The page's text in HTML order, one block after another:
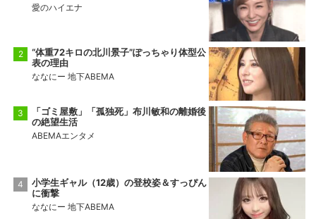
愛のハイエナ
“体重72キロの北川景子”ぽっちゃり体型公
表の理由
ななにー 地下ABEMA
「ゴミ屋敷」「孤独死」布川敏和の離婚後
の絶望生活
ABEMAエンタメ
小学生ギャル（12歳）の登校姿＆すっぴん
に衝撃
ななにー 地下ABEMA